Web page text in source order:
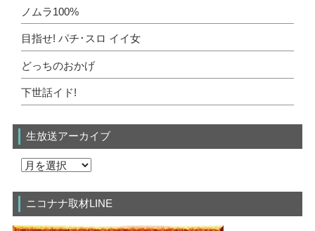
ノムラ100%
目指せ! パチ･スロ イイ女
どっちのおかげ
下世話イド!
生放送アーカイブ
ニコナナ取材LINE